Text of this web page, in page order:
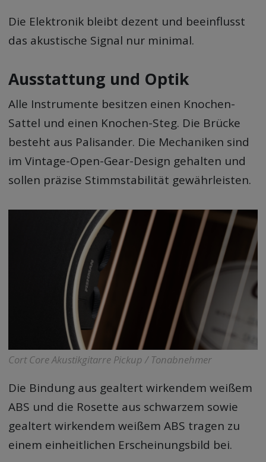
Die Elektronik bleibt dezent und beeinflusst
das akustische Signal nur minimal.
Ausstattung und Optik
Alle Instrumente besitzen einen Knochen-
Sattel und einen Knochen-Steg. Die Brücke
besteht aus Palisander. Die Mechaniken sind
im Vintage-Open-Gear-Design gehalten und
sollen präzise Stimmstabilität gewährleisten.
Cort Core Akustikgitarre Pickup / Tonabnehmer
Die Bindung aus gealtert wirkendem weißem
ABS und die Rosette aus schwarzem sowie
gealtert wirkendem weißem ABS tragen zu
einem einheitlichen Erscheinungsbild bei.